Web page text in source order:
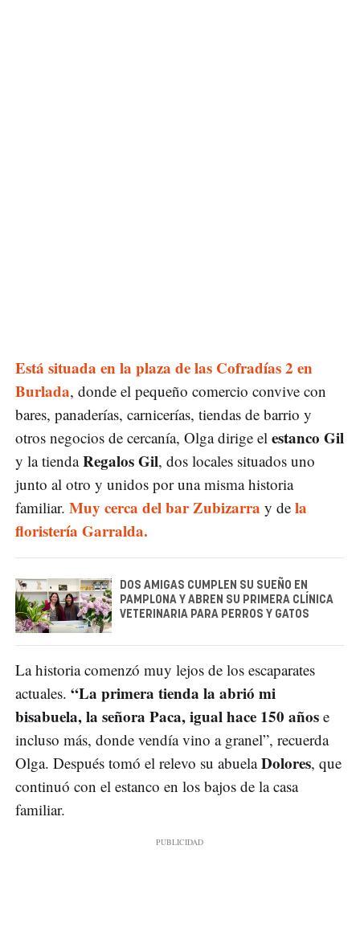
Está situada en la plaza de las Cofradías 2 en
Burlada, donde el pequeño comercio convive con
bares, panaderías, carnicerías, tiendas de barrio y
otros negocios de cercanía, Olga dirige el estanco Gil
y la tiendaRegalos Gil, dos locales situados uno
junto al otro y unidos por una misma historia
familiar. Muy cerca del bar Zubizarra y de la
floristería Garralda.
DOS AMIGAS CUMPLEN SU SUEÑO EN
PAMPLONA Y ABREN SU PRIMERA CLÍNICA
VETERINARIA PARA PERROS Y GATOS
La historia comenzó muy lejos de los escaparates
actuales. “La primera tienda la abrió mi
bisabuela, la señora Paca, igual hace 150 años e
incluso más, donde vendía vino a granel”, recuerda
Olga. Después tomó el relevo su abuelaDolores, que
continuó con el estanco en los bajos de la casa
familiar.